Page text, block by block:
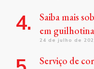
Saiba mais
em guilhotina
24 de julho de
Serviço de